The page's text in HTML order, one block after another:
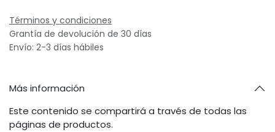
Términos y condiciones
Grantía de devolución de 30 días
Envío: 2-3 días hábiles
Más información
Este contenido se compartirá a través de todas las
páginas de productos.